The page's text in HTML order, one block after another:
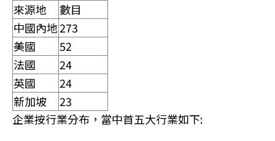
來源地
數目
中國內地273
美國
52
法國
24
英國
24
新加坡
23
企業按行業分布，當中首五大行業如下: